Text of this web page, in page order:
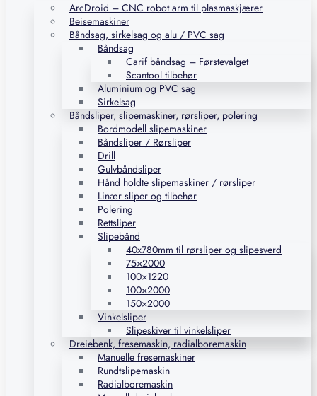
ArcDroid – CNC robot arm til plasmaskjærer
Beisemaskiner
Båndsag, sirkelsag og alu / PVC sag
Båndsag
Carif båndsag – Førstevalget
Scantool tilbehør
Aluminium og PVC sag
Sirkelsag
Båndsliper, slipemaskiner, rørsliper, polering
Bordmodell slipemaskiner
Båndsliper / Rørsliper
Drill
Gulvbåndsliper
Hånd holdte slipemaskiner / rørsliper
Linær sliper og tilbehør
Polering
Rettsliper
Slipebånd
40x780mm til rørsliper og slipesverd
75×2000
100×1220
100×2000
150×2000
Vinkelsliper
Slipeskiver til vinkelsliper
Dreiebenk, fresemaskin, radialboremaskin
Manuelle fresemaskiner
Rundtslipemaskin
Radialboremaskin